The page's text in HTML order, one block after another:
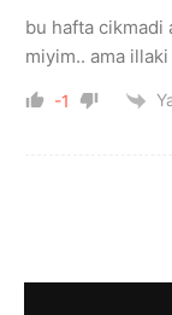
bu hafta
miyim.. ama
-1